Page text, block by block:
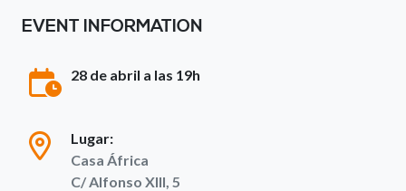
EVENT INFORMATION
28 de abril a las 19h
Lugar:
Casa África
C/ Alfonso XIII, 5